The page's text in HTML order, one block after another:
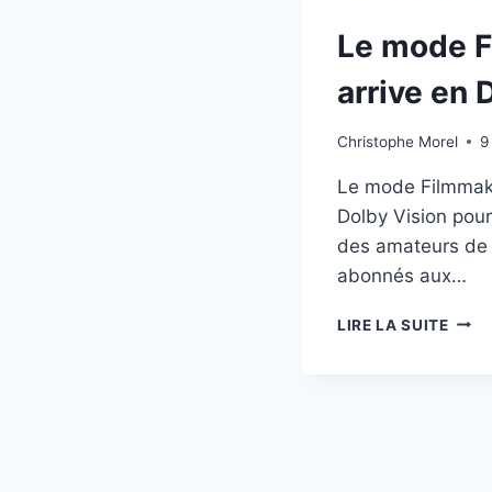
Le mode
arrive en
Christophe Morel
Le mode
Dolby Vision
des amateurs
abonnés aux…
LIRE LA SUITELE